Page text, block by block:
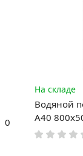
0
На складе
Водяной
А40